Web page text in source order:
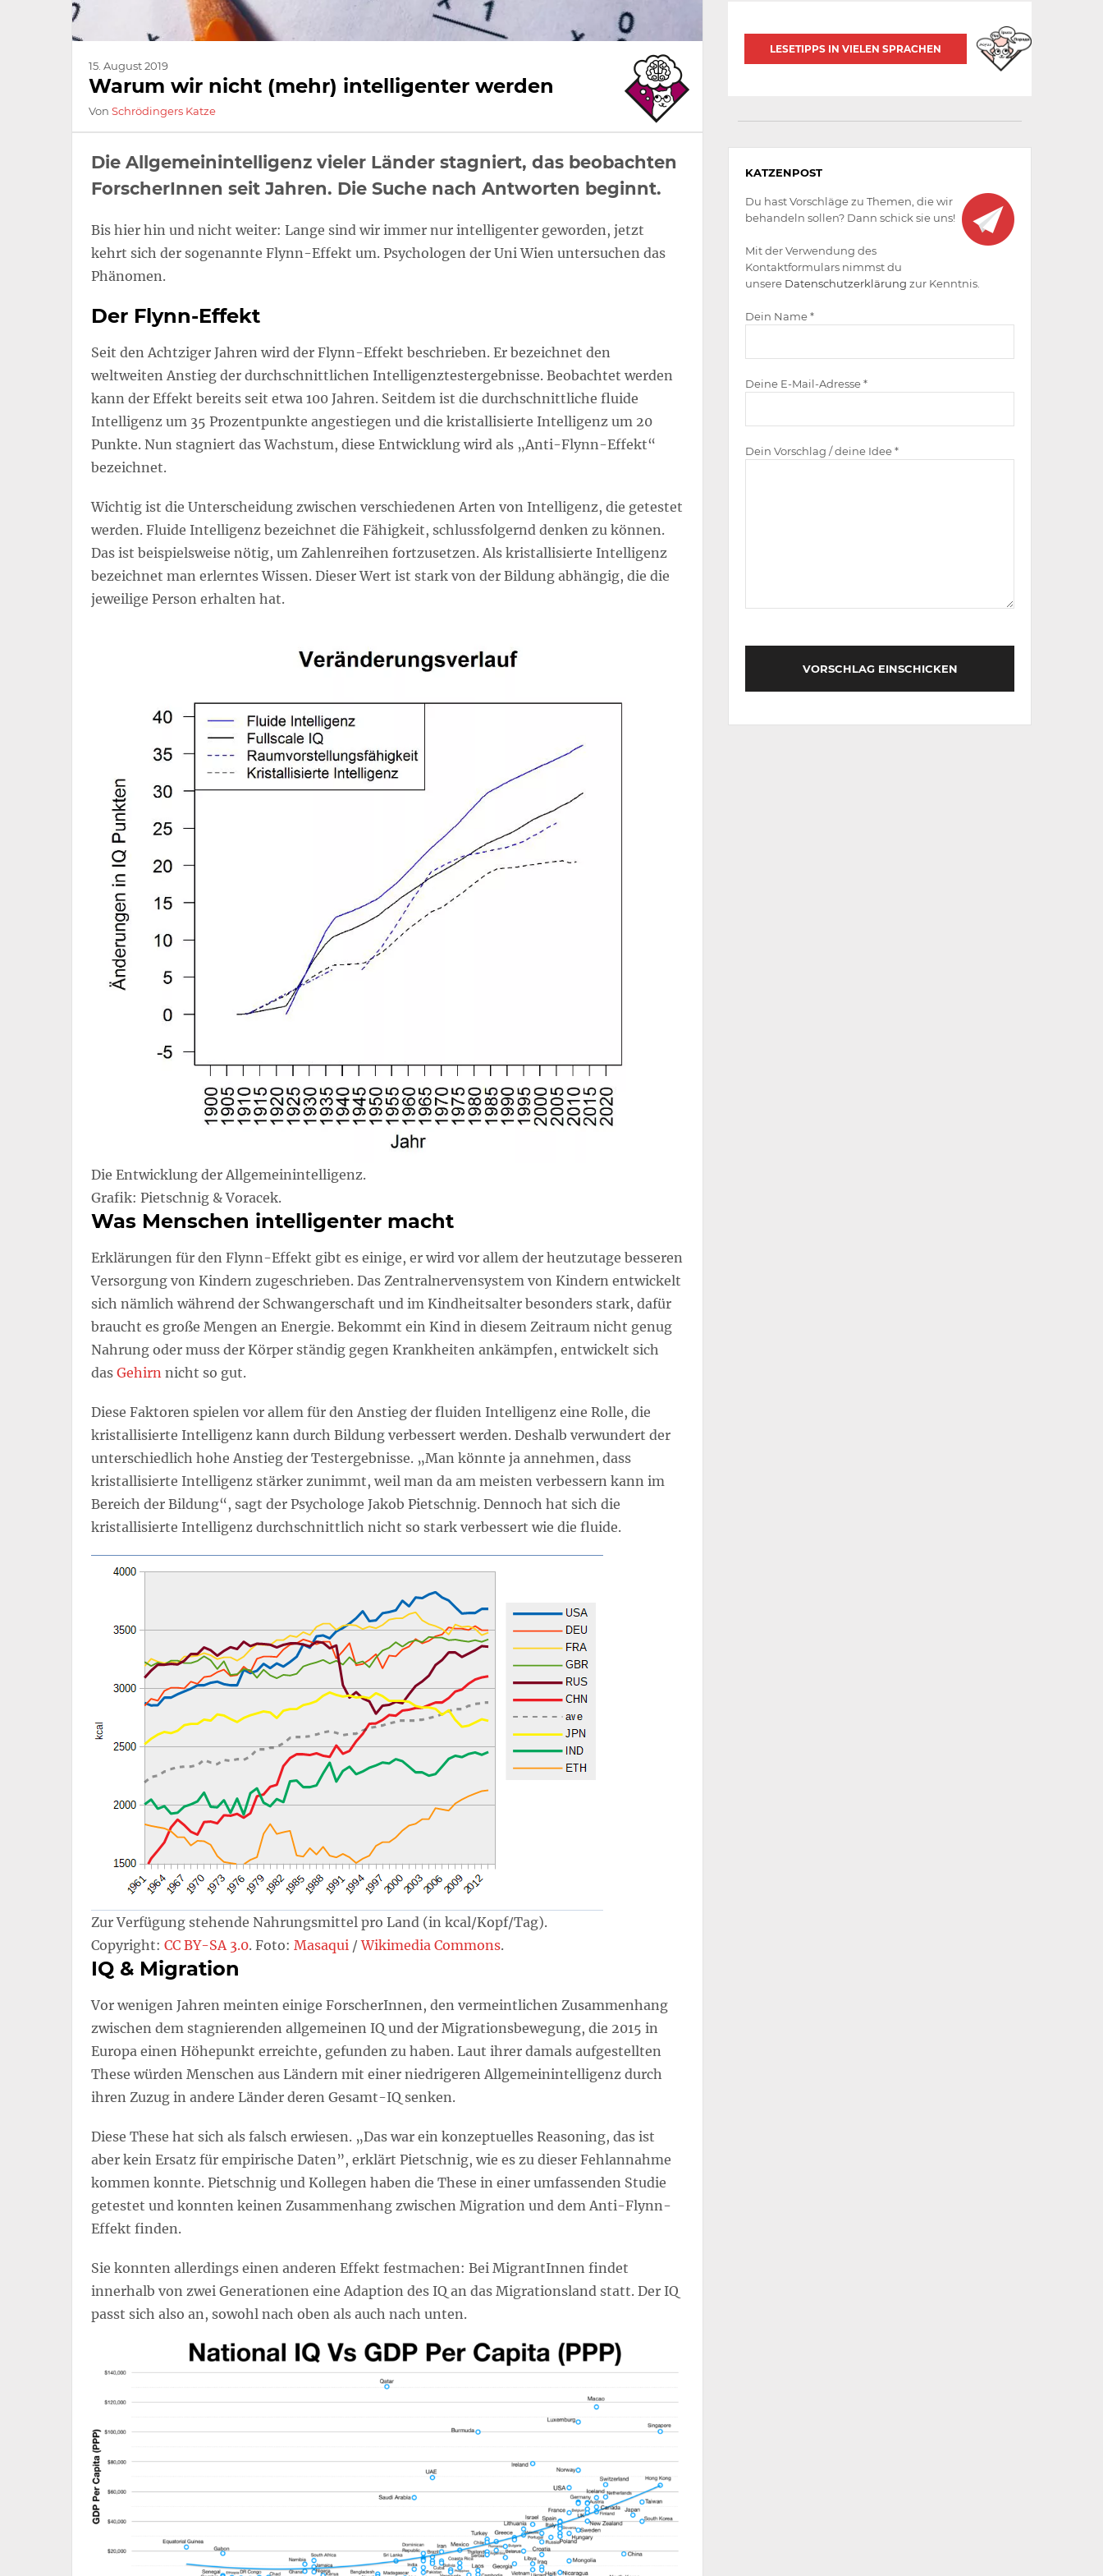
15. August 2019
Warum wir nicht (mehr) intelligenter werden
Von Schrödingers Katze
Die Allgemeinintelligenz vieler Länder stagniert, das beobachten
ForscherInnen seit Jahren. Die Suche nach Antworten beginnt.
Bis hier hin und nicht weiter: Lange sind wir immer nur intelligenter geworden, jetzt
kehrt sich der sogenannte Flynn-Effekt um. Psychologen der Uni Wien untersuchen das
Phänomen.
Der Flynn-Effekt
Seit den Achtziger Jahren wird der Flynn-Effekt beschrieben. Er bezeichnet den
weltweiten Anstieg der durchschnittlichen Intelligenztestergebnisse. Beobachtet werden
kann der Effekt bereits seit etwa 100 Jahren. Seitdem ist die durchschnittliche fluide
Intelligenz um 35 Prozentpunkte angestiegen und die kristallisierte Intelligenz um 20
Punkte. Nun stagniert das Wachstum, diese Entwicklung wird als „Anti-Flynn-Effekt“
bezeichnet.
Wichtig ist die Unterscheidung zwischen verschiedenen Arten von Intelligenz, die getestet
werden. Fluide Intelligenz bezeichnet die Fähigkeit, schlussfolgernd denken zu können.
Das ist beispielsweise nötig, um Zahlenreihen fortzusetzen. Als kristallisierte Intelligenz
bezeichnet man erlerntes Wissen. Dieser Wert ist stark von der Bildung abhängig, die die
jeweilige Person erhalten hat.
Die Entwicklung der Allgemeinintelligenz.
Grafik: Pietschnig & Voracek.
Was Menschen intelligenter macht
Erklärungen für den Flynn-Effekt gibt es einige, er wird vor allem der heutzutage besseren
Versorgung von Kindern zugeschrieben. Das Zentralnervensystem von Kindern entwickelt
sich nämlich während der Schwangerschaft und im Kindheitsalter besonders stark, dafür
braucht es große Mengen an Energie. Bekommt ein Kind in diesem Zeitraum nicht genug
Nahrung oder muss der Körper ständig gegen Krankheiten ankämpfen, entwickelt sich
dasGehirnnicht so gut.
Diese Faktoren spielen vor allem für den Anstieg der fluiden Intelligenz eine Rolle, die
kristallisierte Intelligenz kann durch Bildung verbessert werden. Deshalb verwundert der
unterschiedlich hohe Anstieg der Testergebnisse. „Man könnte ja annehmen, dass
kristallisierte Intelligenz stärker zunimmt, weil man da am meisten verbessern kann im
Bereich der Bildung“, sagt der Psychologe Jakob Pietschnig. Dennoch hat sich die
kristallisierte Intelligenz durchschnittlich nicht so stark verbessert wie die fluide.
Zur Verfügung stehende Nahrungsmittel pro Land (in kcal/Kopf/Tag).
Copyright:CC BY-SA 3.0. Foto:Masaqui /Wikimedia Commons.
IQ & Migration
Vor wenigen Jahren meinten einige ForscherInnen, den vermeintlichen Zusammenhang
zwischen dem stagnierenden allgemeinen IQ und der Migrationsbewegung, die 2015 in
Europa einen Höhepunkt erreichte, gefunden zu haben. Laut ihrer damals aufgestellten
These würden Menschen aus Ländern mit einer niedrigeren Allgemeinintelligenz durch
ihren Zuzug in andere Länder deren Gesamt-IQ senken.
Diese These hat sich als falsch erwiesen. „Das war ein konzeptuelles Reasoning, das ist
aber kein Ersatz für empirische Daten”, erklärt Pietschnig, wie es zu dieser Fehlannahme
kommen konnte. Pietschnig und Kollegen haben die These in einer umfassenden Studie
getestet und konnten keinen Zusammenhang zwischen Migration und dem Anti-Flynn-
Effekt finden.
Sie konnten allerdings einen anderen Effekt festmachen: Bei MigrantInnen findet
innerhalb von zwei Generationen eine Adaption des IQ an das Migrationsland statt. Der IQ
passt sich also an, sowohl nach oben als auch nach unten.
LESETIPPS IN VIELEN SPRACHEN
werden
KATZENPOST
Du hast Vorschläge zu Themen, die wir
behandeln sollen? Dann schick sie uns!
Mit der Verwendung des
Kontaktformulars nimmst du
unsere Datenschutzerklärung zur Kenntnis.
Dein Name *
Deine E-Mail-Adresse *
Dein Vorschlag / deine Idee *